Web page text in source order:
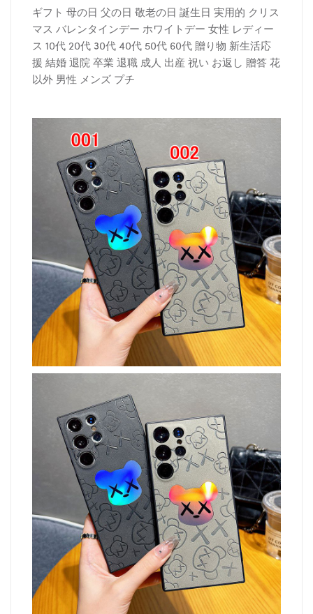
ギフト 母の日 父の日 敬老の日 誕生日 実用的 クリス
マス バレンタインデー ホワイトデー 女性 レディー
ス 10代 20代 30代 40代 50代 60代 贈り物 新生活応
援 結婚 退院 卒業 退職 成人 出産 祝い お返し 贈答 花
以外 男性 メンズ プチ